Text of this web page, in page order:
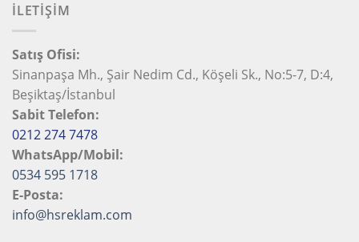
İLETİŞİM
Satış Ofisi:
Sinanpaşa Mh., Şair Nedim Cd., Köşeli Sk., No:5-7, D:4,
Beşiktaş/İstanbul
Sabit Telefon:
0212 274 7478
WhatsApp/Mobil:
0534 595 1718
E-Posta:
info@hsreklam.com